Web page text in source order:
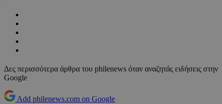
Δες περισσότερα άρθρα του philenews όταν αναζητάς ειδήσεις στην
Google
Add philenews.com on Google